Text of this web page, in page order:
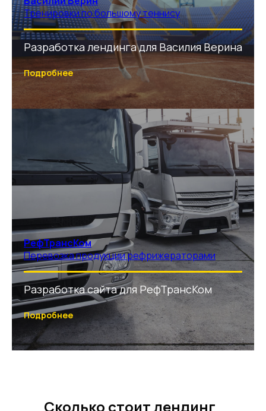
Тренировки по большому теннису
Разработка лендинга для Василия Верина
Подробнее
РефТрансКом
Перевозка продукции рефрижераторами
Разработка сайта для РефТрансКом
Подробнее
Сколько стоит лендинг